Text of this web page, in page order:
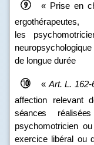
« Prise en
ergothérapeutes,
les
de longue durée
« Art. L. 162‑
affection relevant
séances
psychomotricien
exercice libéral ou